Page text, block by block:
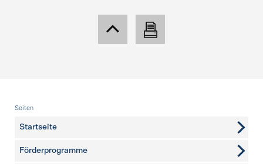
Fusszeile
Seiten
Startseite
Förderprogramme